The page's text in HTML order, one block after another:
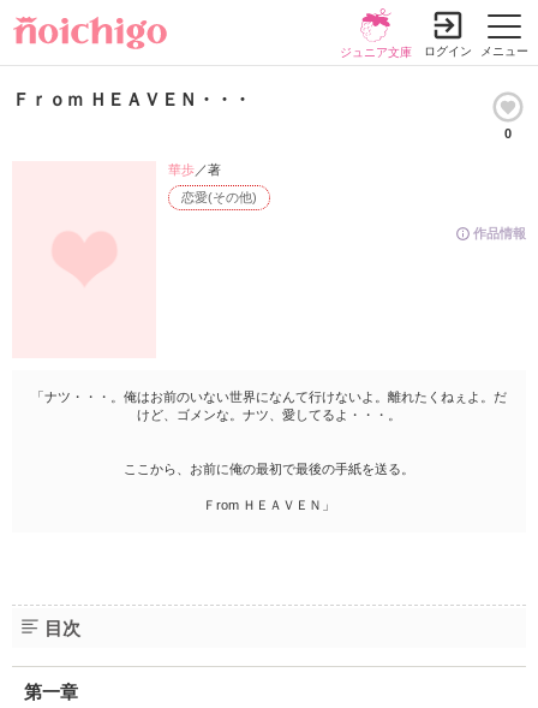
メニュー
ジュニア文庫 ログイン
Ｆｒｏｍ ＨＥＡＶＥＮ・・・
0
作品情報
恋愛(その他)
華歩／著
「ナツ・・・。俺はお前のいない世界になんて行けないよ。離れたくねぇよ。だ
けど、ゴメンな。ナツ、愛してるよ・・・。
ここから、お前に俺の最初で最後の手紙を送る。
Ｆrom ＨＥＡＶＥＮ」
目次
第一章